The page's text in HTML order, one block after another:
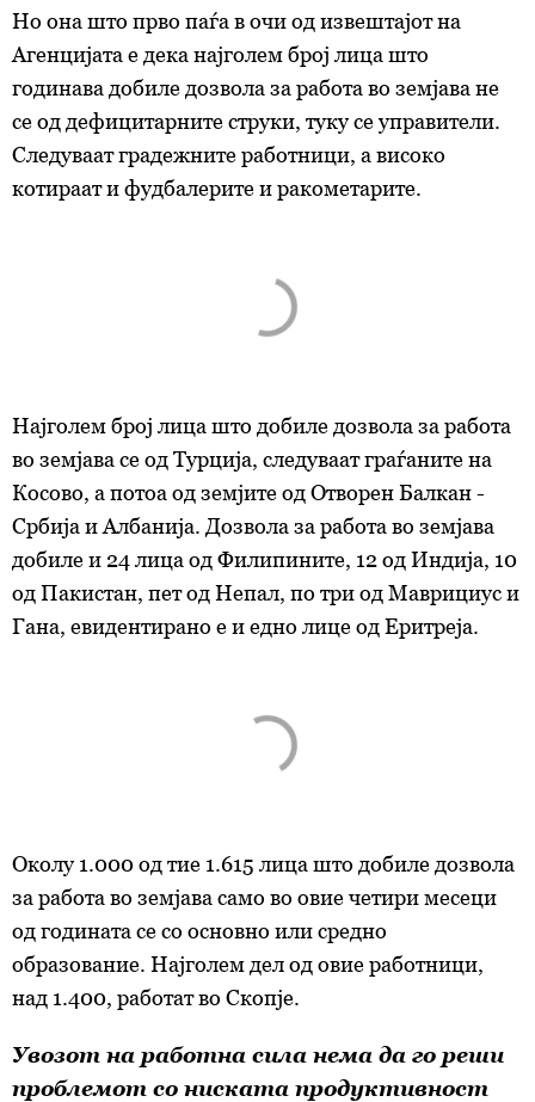
Но она што прво паѓа в очи од извештајот на
Агенцијата е дека најголем број лица што
годинава добиле дозвола за работа во земјава не
се од дефицитарните струки, туку се управители.
Следуваат градежните работници, а високо
котираат и фудбалерите и ракометарите.
Најголем број лица што добиле дозвола за работа
во земјава се од Турција, следуваат граѓаните на
Косово, а потоа од земјите од Отворен Балкан -
Србија и Албанија. Дозвола за работа во земјава
добиле и 24 лица од Филипините, 12 од Индија, 10
од Пакистан, пет од Непал, по три од Маврициус и
Гана, евидентирано е и едно лице од Еритреја.
Околу 1.000 од тие 1.615 лица што добиле дозвола
за работа во земјава само во овие четири месеци
од годината се со основно или средно
образование. Најголем дел од овие работници,
над 1.400, работат во Скопје.
Увозот на работна сила нема да го реши
проблемот со ниската продуктивност